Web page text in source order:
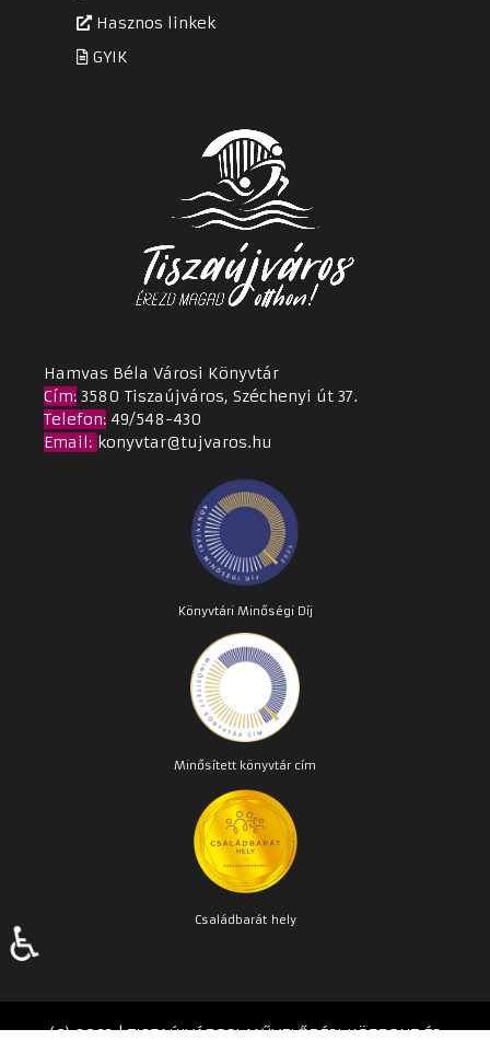
Hasznos linkek
GYIK
Hamvas Béla Városi Könyvtár
Cím: 3580 Tiszaújváros, Széchenyi út 37.
Telefon: 49/548-430
Email: konyvtar@tujvaros.hu
Könyvtári Minőségi Díj
Minősített könyvtár cím
Családbarát hely
(C) 2023 | TISZAÚJVÁROSI MŰVELŐDÉSI KÖZPONT ÉS